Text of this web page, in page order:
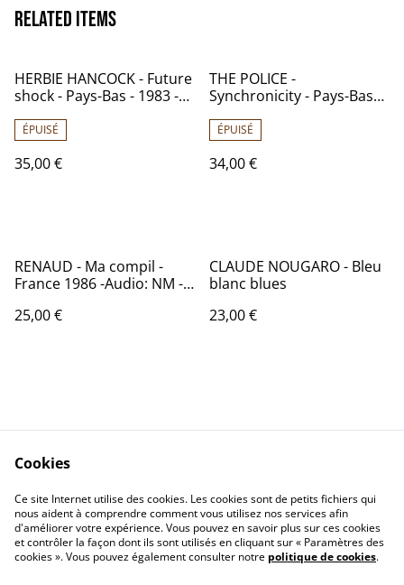
Related items
HERBIE HANCOCK - Future
shock - Pays-Bas - 1983 -
ÉPUISÉ
35,00 €
THE POLICE -
Synchronicity - Pays-Bas
AMLX 63735
ÉPUISÉ
34,00 €
RENAUD - Ma compil -
France 1986 -Audio: NM -
25,00 €
CLAUDE NOUGARO - Bleu
blanc blues
23,00 €
Politique de
confidentialité
Politique de cookies
Calendrier:
Brocantes,Bourse...
Cookies
Ce site Internet utilise des cookies. Les cookies sont de petits fichiers qui
nous aident à comprendre comment vous utilisez nos services afin
d'améliorer votre expérience. Vous pouvez en savoir plus sur ces cookies
et contrôler la façon dont ils sont utilisés en cliquant sur « Paramètres des
cookies ». Vous pouvez également consulter notre politique de cookies.